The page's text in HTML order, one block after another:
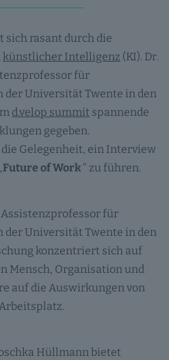
sich rasant durch die
künstlicher Intelligenz (KI). Dr.
für
Universität Twente in den
d.velop summit spannende
gegeben.
Gelegenheit, ein Interview
Future of Work“ zu führen.
für
Universität Twente in den
konzentriert sich auf
Mensch, Organisation und
auf die Auswirkungen von
Hüllmann bietet